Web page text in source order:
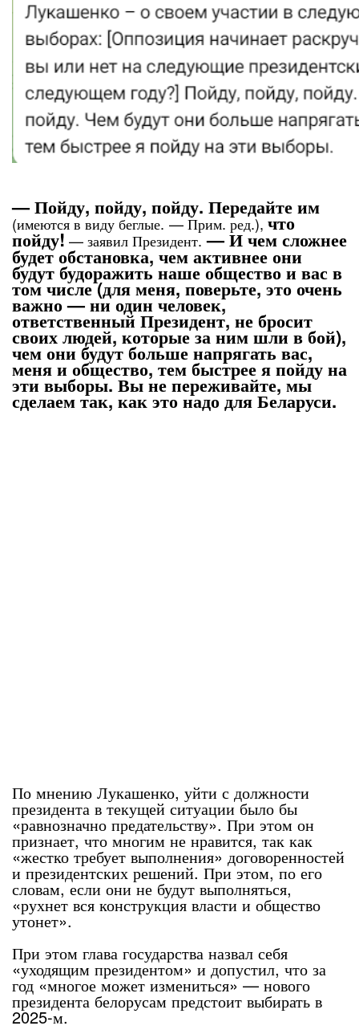
— Пойду, пойду, пойду. Передайте им
(имеются в виду беглые. — Прим. ред.), что
пойду! — заявил Президент. — И чем сложнее
будет обстановка, чем активнее они
будут будоражить наше общество и вас в
том числе (для меня, поверьте, это очень
важно — ни один человек,
ответственный Президент, не бросит
своих людей, которые за ним шли в бой),
чем они будут больше напрягать вас,
меня и общество, тем быстрее я пойду на
эти выборы. Вы не переживайте, мы
сделаем так, как это надо для Беларуси.
По мнению Лукашенко, уйти с должности
президента в текущей ситуации было бы
«равнозначно предательству». При этом он
признает, что многим не нравится, так как
«жестко требует выполнения» договоренностей
и президентских решений. При этом, по его
словам, если они не будут выполняться,
«рухнет вся конструкция власти и общество
утонет».
При этом глава государства назвал себя
«уходящим президентом» и допустил, что за
год «многое может измениться» — нового
президента белорусам предстоит выбирать в
2025-м.